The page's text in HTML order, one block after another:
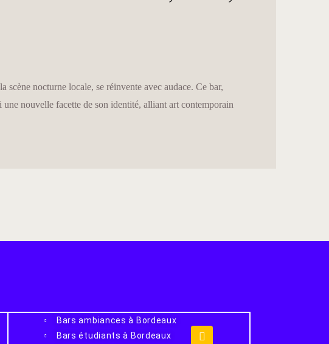
nocturne locale, se réinvente avec audace. Ce bar,
nouvelle facette de son identité, alliant art contemporain
Bars ambiances à Bordeaux
Bars étudiants à Bordeaux